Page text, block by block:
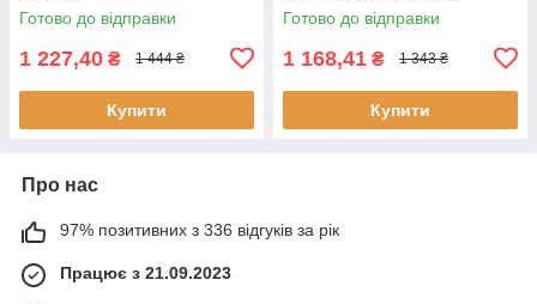
Готово до відправки
1 227,40 ₴ 1 444 ₴
Купити
Готово до відправки
1 168,41 ₴ 1 343 ₴
Купити
Про нас
97% позитивних з 336 відгуків за рік
Працює з 21.09.2023